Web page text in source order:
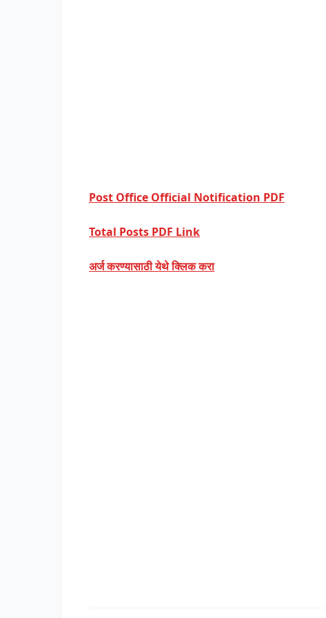
Post Office Official Notification PDF
Total Posts PDF Link
अर्ज करण्यासाठी येथे क्लिक करा